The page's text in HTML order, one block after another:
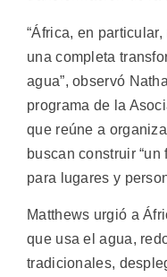
“África, en
una completa
agua”, observó
programa de la
que reúne a
buscan construir
para lugares y
Matthews urgió a
que usa el agua,
tradicionales,